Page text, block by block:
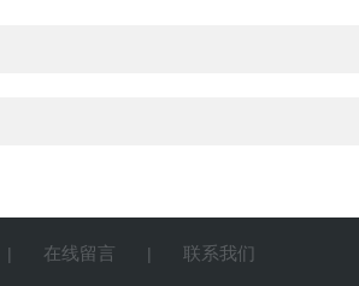
在线留言 | 联系我们